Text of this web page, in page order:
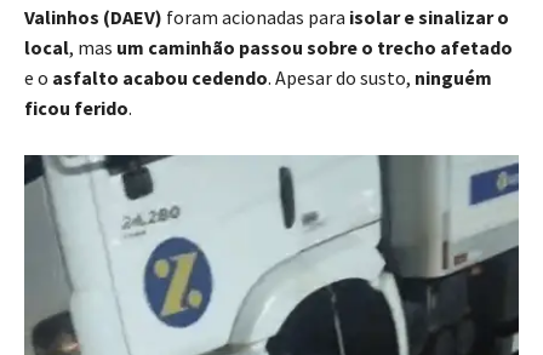
Valinhos (DAEV) foram acionadas para isolar e sinalizar o
local, mas um caminhão passou sobre o trecho afetado
e o asfalto acabou cedendo. Apesar do susto, ninguém
ficou ferido.